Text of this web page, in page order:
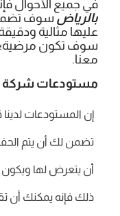
في جميع الأحوال
بالرياض سوف تضمن
عليها مثالية
سوف تكون مرضية؛
معنا.
مستودعات شركة
إن المستودعات
تضمن لك أن يتم
أن يتعرض لها ويكون
ذلك فإنه يمكنك أن